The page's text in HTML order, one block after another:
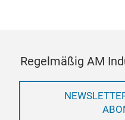
Regelmäßig AM